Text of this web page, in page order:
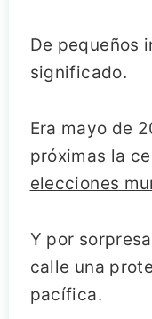
De pequeños
significado.
Era mayo de
próximas la
elecciones
Y por
calle una
pacífica.